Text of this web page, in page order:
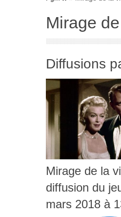
Mirage
Diffusions
Mirage de la
diffusion du
mars 2018 à